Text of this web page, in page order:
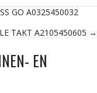
GO A0325450032
TAKT A2105450605 →
EN